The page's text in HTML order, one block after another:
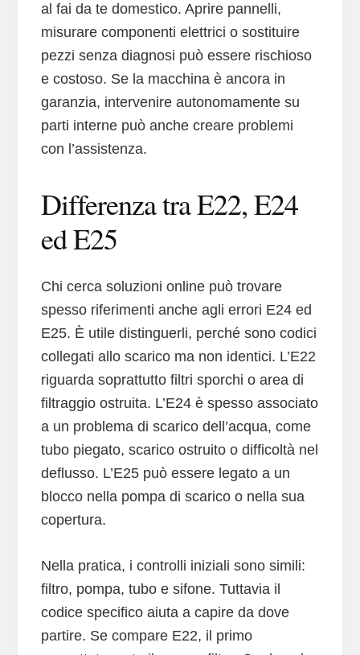
al fai da te domestico. Aprire pannelli,
misurare componenti elettrici o sostituire
pezzi senza diagnosi può essere rischioso
e costoso. Se la macchina è ancora in
garanzia, intervenire autonomamente su
parti interne può anche creare problemi
con l’assistenza.
Differenza tra E22, E24
ed E25
Chi cerca soluzioni online può trovare
spesso riferimenti anche agli errori E24 ed
E25. È utile distinguerli, perché sono codici
collegati allo scarico ma non identici. L’E22
riguarda soprattutto filtri sporchi o area di
filtraggio ostruita. L’E24 è spesso associato
a un problema di scarico dell’acqua, come
tubo piegato, scarico ostruito o difficoltà nel
deflusso. L’E25 può essere legato a un
blocco nella pompa di scarico o nella sua
copertura.
Nella pratica, i controlli iniziali sono simili:
filtro, pompa, tubo e sifone. Tuttavia il
codice specifico aiuta a capire da dove
partire. Se compare E22, il primo